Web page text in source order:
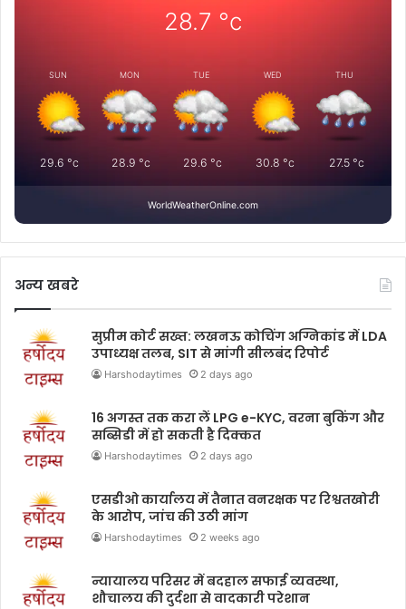
28.7 °c
SUN
29.6 °c
MON
28.9 °c
TUE
29.6 °c
WED
30.8 °c
THU
27.5°c
WorldWeatherOnline.com
अन्य खबरे
सुप्रीम कोर्ट सख्त: लखनऊ कोचिंग अग्निकांड में LDA
उपाध्यक्ष तलब, SIT से मांगी सीलबंद रिपोर्ट
Harshodaytimes 2 days ago
16 अगस्त तक करा लें LPG e-KYC, वरना बुकिंग और
सब्सिडी में हो सकती है दिक्कत
Harshodaytimes 2 days ago
एसडीओ कार्यालय में तैनात वनरक्षक पर रिश्वतखोरी
के आरोप, जांच की उठी मांग
Harshodaytimes 2 weeks ago
न्यायालय परिसर में बदहाल सफाई व्यवस्था,
शौचालय की दुर्दशा से वादकारी परेशान